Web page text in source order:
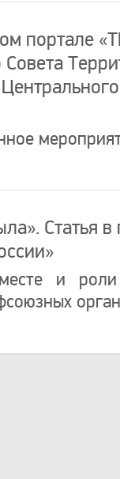
портале
Статья в
и